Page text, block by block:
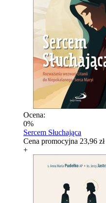
Ocena:
0%
Sercem Słuchająca
Cena promocyjna 23,96 zł
+